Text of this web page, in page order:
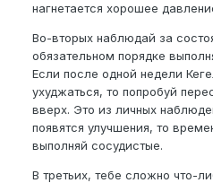
нагнетается хорошее
Во-вторых наблюдай за
обязательном порядке
Если после одной недели
ухуджаться, то попробуй
вверх. Это из личных
появятся улучшения, то
выполняй сосудистые.
В третьих, тебе сложно что-